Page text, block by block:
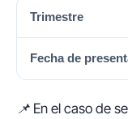
📌 En el caso de